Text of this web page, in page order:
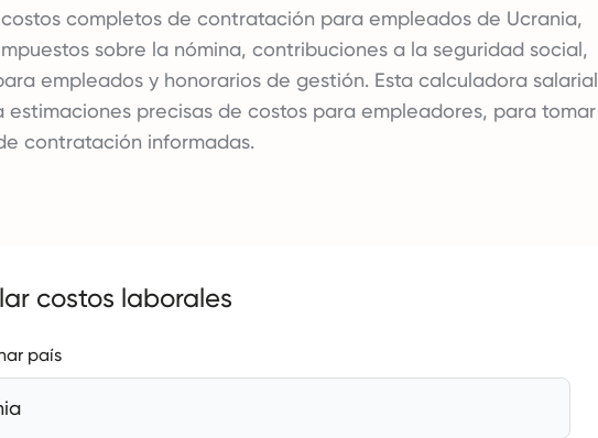
completos de contratación para empleados de Ucrania,
sobre la nómina, contribuciones a la seguridad social,
empleados y honorarios de gestión. Esta calculadora salarial
estimaciones precisas de costos para empleadores, para tomar
contratación informadas.
costos laborales
país